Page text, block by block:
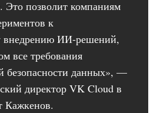
Это позволит компаниям
к
ИИ-решений,
все требования
безопасности данных», —
директор VK Cloud в
Кажкенов.